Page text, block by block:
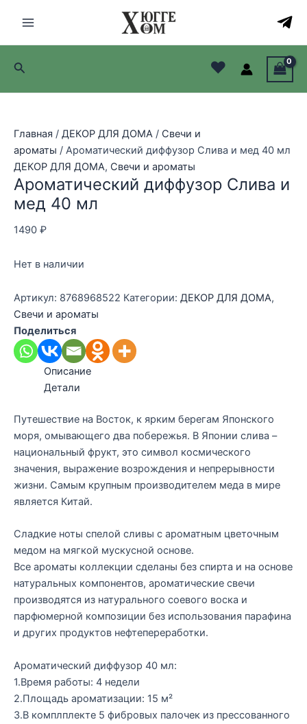
Menu
Поиск ♥
Главная / ДЕКОР ДЛЯ ДОМА / Свечи и
ароматы / Ароматический диффузор Слива и мед 40 мл
ДЕКОР ДЛЯ ДОМА, Свечи и ароматы
Ароматический диффузор Слива и
мед 40 мл
1490 ₽
Нет в наличии
Артикул: 8768968522 Категории: ДЕКОР ДЛЯ ДОМА,
Свечи и ароматы
Поделиться
Описание
Детали
Путешествие на Восток, к ярким берегам Японского
моря, омывающего два побережья. В Японии слива –
национальный фрукт, это символ космического
значения, выражение возрождения и непрерывности
жизни. Самым крупным производителем меда в мире
является Китай.
Сладкие ноты спелой сливы с ароматным цветочным
медом на мягкой мускусной основе.​
Все ароматы коллекции сделаны без спирта и на основе
натуральных компонентов, ароматические свечи
производятся из натурального соевого воска и
парфюмерной композиции без использования парафина
и других продуктов нефтепереработки.
Ароматический диффузор 40 мл:
1.Время работы: 4 недели
2.Площадь ароматизации: 15 м²
3.В комплплекте 5 фибровых палочек из прессованного
Распродажа!
Распродажа!
Распродажа!
Распродажа!
Распродажа!
Распродажа!